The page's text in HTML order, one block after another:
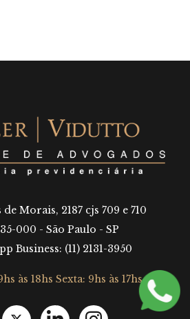
Morais, 2187 cjs 709 e 710
000 - São Paulo - SP
Business: (11) 2131-3950
às 18hs Sexta: 9hs às 17hs